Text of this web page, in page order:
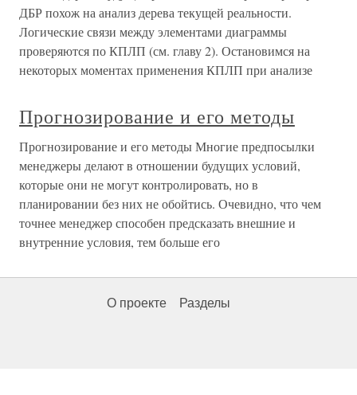
ДБР похож на анализ дерева текущей реальности.
Логические связи между элементами диаграммы
проверяются по КПЛП (см. главу 2). Остановимся на
некоторых моментах применения КПЛП при анализе
Прогнозирование и его методы
Прогнозирование и его методы Многие предпосылки
менеджеры делают в отношении будущих условий,
которые они не могут контролировать, но в
планировании без них не обойтись. Очевидно, что чем
точнее менеджер способен предсказать внешние и
внутренние условия, тем больше его
О проекте Разделы